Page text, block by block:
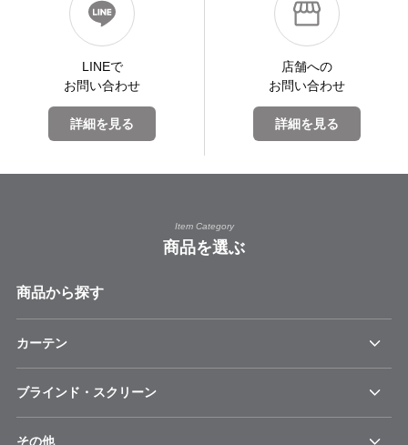
LINEで
お問い合わせ
詳細を見る
店舗への
お問い合わせ
詳細を見る
Item Category
商品を選ぶ
商品から探す
カーテン
ブラインド・スクリーン
その他